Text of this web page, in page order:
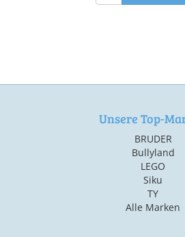
Unsere Top-
BRUDER
Bullyland
LEGO
Siku
TY
Alle Marken